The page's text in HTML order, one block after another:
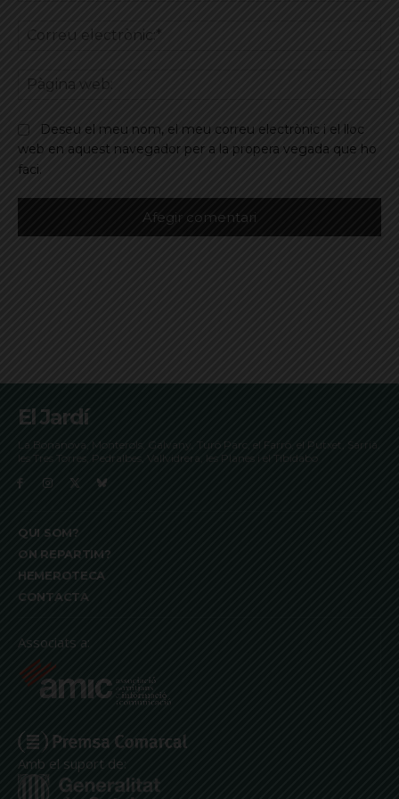
Deseu el meu nom, el meu correu electrònic i el lloc
web en aquest navegador per a la propera vegada que ho
faci.
El Jardí
La Bonanova, Monterols, Galvany, Turó Parc, el Farró, el Putxet, Sarrià,
les Tres Torres, Pedralbes, Vallvidrera, les Planes i el Tibidabo
QUI SOM?
ON REPARTIM?
HEMEROTECA
CONTACTA
Associats a:
Amb el suport de: